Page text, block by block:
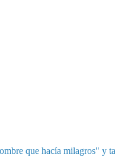
que hacía milagros" y